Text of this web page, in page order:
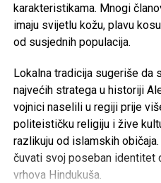
karakteristikama. Mnogi
imaju svijetlu kožu, plavu
od susjednih populacija.
Lokalna tradicija sugeriše da
najvećih stratega u historiji
vojnici naselili u regiji prije
politeističku religiju i žive
razlikuju od islamskih
čuvati svoj poseban identitet
vrhova Hindukuša.